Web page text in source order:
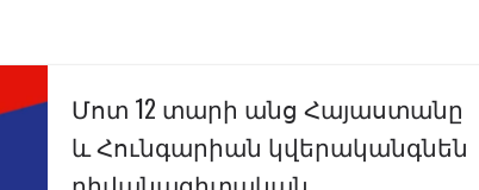
Մոտ 12 տարի անց Հայաստանը
և Հունգարիան կվերականգնեն